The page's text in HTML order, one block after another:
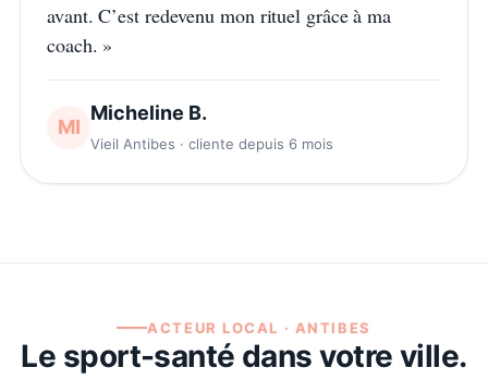
avant. C’est redevenu mon rituel grâce à ma
coach. »
MI
Micheline B.
Vieil Antibes · cliente depuis 6 mois
ACTEUR LOCAL · ANTIBES
Le sport-santé dans votre ville.